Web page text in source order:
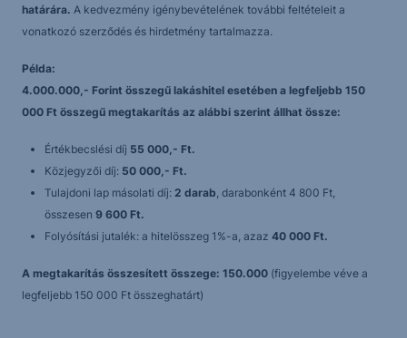
határára. A kedvezmény igénybevételének további feltételeit a
vonatkozó szerződés és hirdetmény tartalmazza.
Példa:
4.000.000,- Forint összegű lakáshitel esetében a legfeljebb 150
000 Ft összegű megtakarítás az alábbi szerint állhat össze:
Értékbecslési díj 55 000,- Ft.
Közjegyzői díj: 50 000,- Ft.
Tulajdoni lap másolati díj: 2 darab, darabonként 4 800 Ft,
összesen 9 600 Ft.
Folyósítási jutalék: a hitelösszeg 1%-a, azaz 40 000 Ft.
A megtakarítás összesített összege: 150.000 (figyelembe véve a
legfeljebb 150 000 Ft összeghatárt)